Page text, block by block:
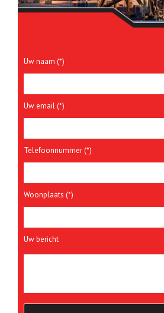
Uw naam (*)
Uw email (*)
Telefoonnummer (*)
Woonplaats (*)
Uw bericht